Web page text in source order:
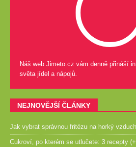
Náš web Jimeto.cz vám denně přináší
světa jídel a nápojů.
NEJNOVĚJŠÍ ČLÁNKY
Jak vybrat správnou fritézu na horký vzduch
Cukroví, po kterém se utlučete: 3 recepty